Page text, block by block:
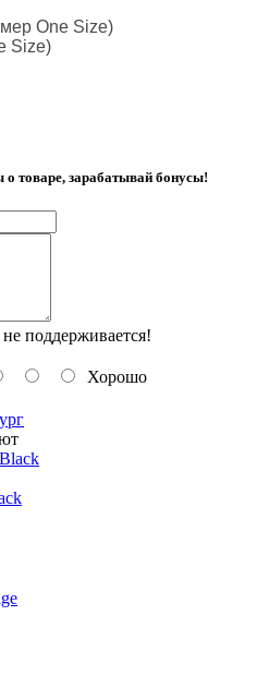
One Size)
Size)
о товаре, зарабатывай бонусы!
поддерживается!
Хорошо